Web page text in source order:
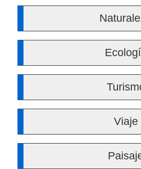
Viaje